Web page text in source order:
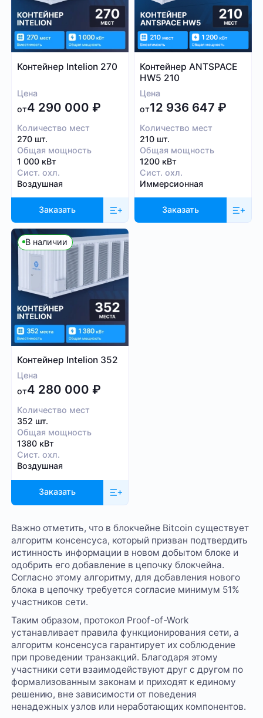
Контейнер Intelion 270
Цена
от4 290 000 ₽
Количество мест
270 шт.
Общая мощность
1 000 кВт
Сист. охл.
Воздушная
Заказать
Контейнер ANTSPACE
HW5 210
Цена
от12 936 647₽
Количество мест
210 шт.
Общая мощность
1200 кВт
Сист. охл.
Иммерсионная
Заказать
В наличии
Контейнер Intelion 352
Цена
от4 280 000 ₽
Количество мест
352 шт.
Общая мощность
1380 кВт
Сист. охл.
Воздушная
Заказать
Важно отметить, что в блокчейне Bitcoin существует
алгоритм консенсуса, который призван подтвердить
истинность информации в новом добытом блоке и
одобрить его добавление в цепочку блокчейна.
Согласно этому алгоритму, для добавления нового
блока в цепочку требуется согласие минимум 51%
участников сети.
Таким образом, протокол Proof-of-Work
устанавливает правила функционирования сети, а
алгоритм консенсуса гарантирует их соблюдение
при проведении транзакций. Благодаря этому
участники сети взаимодействуют друг с другом по
формализованным законам и приходят к единому
решению, вне зависимости от поведения
ненадежных узлов или неработающих компонентов.